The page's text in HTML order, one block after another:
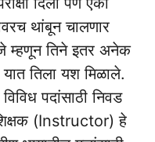
थांबून चालणार
म्हणून तिने इतर अनेक
यात तिला यश मिळाले.
पदांसाठी निवड
(Instructor) हे